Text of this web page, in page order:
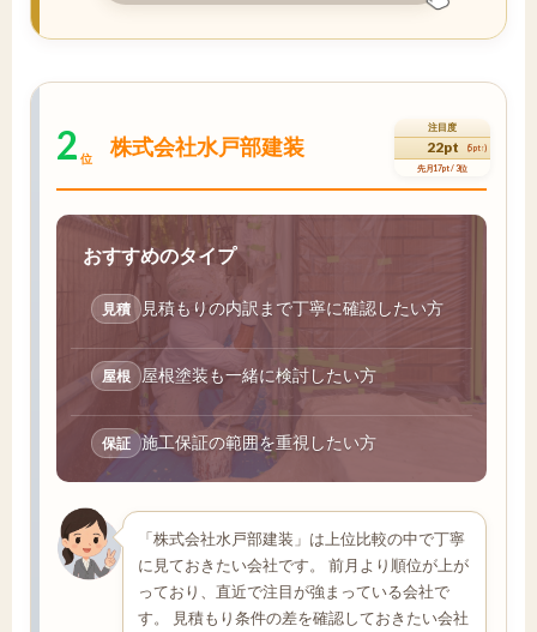
2 位 株式会社水戸部建装
注目度
22pt (5pt↑)
先月17pt / 3位
おすすめのタイプ
見積 見積もりの内訳まで丁寧に確認したい方
屋根 屋根塗装も一緒に検討したい方
保証 施工保証の範囲を重視したい方
「株式会社水戸部建装」は上位比較の中で丁寧
に見ておきたい会社です。 前月より順位が上が
っており、直近で注目が強まっている会社で
す。 見積もり条件の差を確認しておきたい会社